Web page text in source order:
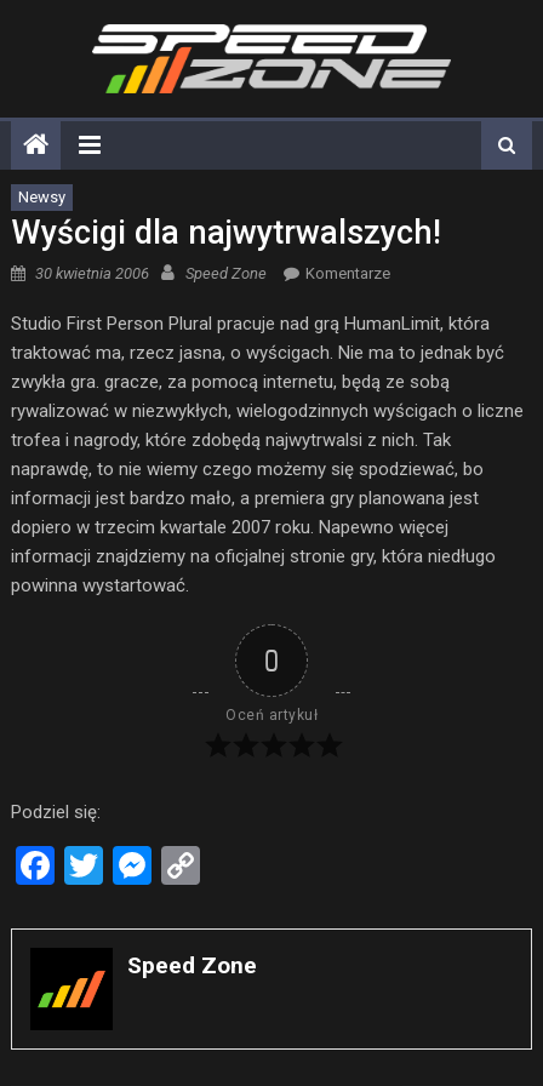
Newsy
Wyścigi dla najwytrwalszych!
Posted on
30 kwietnia 2006 Author
Speed Zone Komentarze
Studio First Person Plural pracuje nad grą HumanLimit, która
traktować ma, rzecz jasna, o wyścigach. Nie ma to jednak być
zwykła gra. gracze, za pomocą internetu, będą ze sobą
rywalizować w niezwykłych, wielogodzinnych wyścigach o liczne
trofea i nagrody, które zdobędą najwytrwalsi z nich. Tak
naprawdę, to nie wiemy czego możemy się spodziewać, bo
informacji jest bardzo mało, a premiera gry planowana jest
dopiero w trzecim kwartale 2007 roku. Napewno więcej
informacji znajdziemy na oficjalnej stronie gry, która niedługo
powinna wystartować.
0
Oceń artykuł
Podziel się:
Facebook
TwitterMessenger
Speed Zone